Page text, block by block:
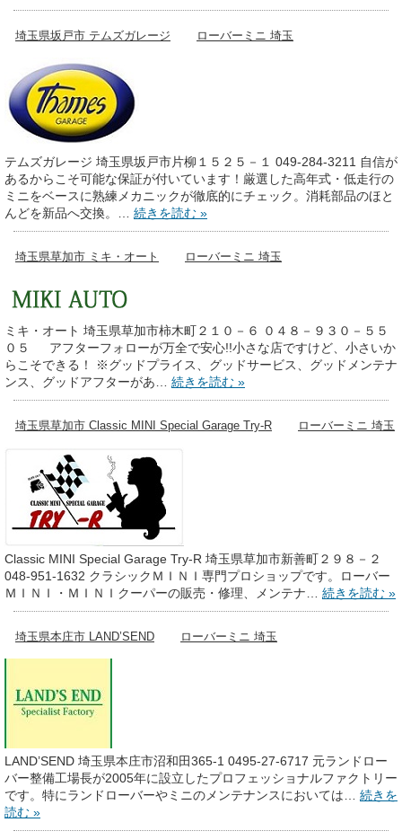
埼玉県坂戸市 テムズガレージ ローバーミニ 埼玉
テムズガレージ 埼玉県坂戸市片柳１５２５－１ 049-284-3211 自信が
あるからこそ可能な保証が付いています！厳選した高年式・低走行の
ミニをベースに熟練メカニックが徹底的にチェック。消耗部品のほと
んどを新品へ交換。… 続きを読む »
埼玉県草加市 ミキ・オート ローバーミニ 埼玉
ミキ・オート 埼玉県草加市柿木町２１０－６ ０４８－９３０－５５
０５ アフターフォローが万全で安心!!小さな店ですけど、小さいか
らこそできる！ ※グッドプライス、グッドサービス、グッドメンテナ
ンス、グッドアフターがあ… 続きを読む »
埼玉県草加市 Classic MINI Special Garage Try-R ローバーミニ 埼玉
Classic MINI Special Garage Try-R 埼玉県草加市新善町２９８－２
048-951-1632 クラシックＭＩＮＩ専門プロショップです。ローバー
ＭＩＮＩ・ＭＩＮＩクーパーの販売・修理、メンテナ… 続きを読む »
埼玉県本庄市 LAND’SEND ローバーミニ 埼玉
LAND’SEND 埼玉県本庄市沼和田365-1 0495-27-6717 元ランドロー
バー整備工場長が2005年に設立したプロフェッショナルファクトリー
です。特にランドローバーやミニのメンテナンスにおいては… 続きを
読む »